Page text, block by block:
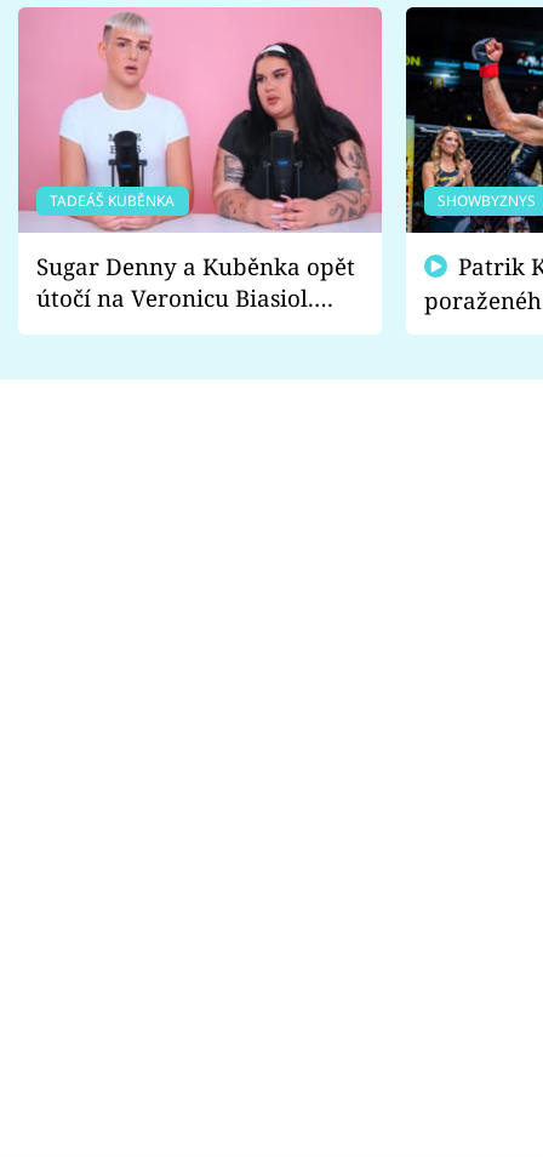
TADEÁŠ KUBĚNKA
Sugar Denny a Kuběnka opět
útočí na Veronicu Biasiol.
Proč je podle nich falešná a
SHOWBYZNYS
fanoušci